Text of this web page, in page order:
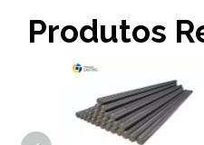
Produtos